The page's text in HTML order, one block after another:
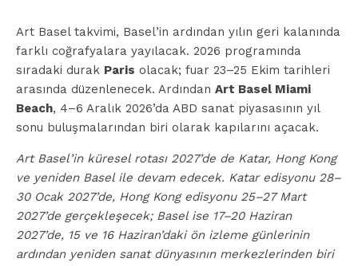
Art Basel takvimi, Basel’in ardından yılın geri kalanında
farklı coğrafyalara yayılacak. 2026 programında
sıradaki durak Paris olacak; fuar 23–25 Ekim tarihleri
arasında düzenlenecek. Ardından Art Basel Miami
Beach, 4–6 Aralık 2026’da ABD sanat piyasasının yıl
sonu buluşmalarından biri olarak kapılarını açacak.
Art Basel’in küresel rotası 2027’de de Katar, Hong Kong
ve yeniden Basel ile devam edecek. Katar edisyonu 28–
30 Ocak 2027’de, Hong Kong edisyonu 25–27 Mart
2027’de gerçekleşecek; Basel ise 17–20 Haziran
2027’de, 15 ve 16 Haziran’daki ön izleme günlerinin
ardından yeniden sanat dünyasının merkezlerinden biri